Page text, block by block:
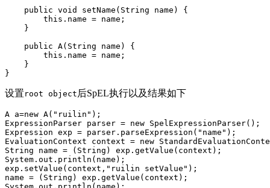
    public void setName(String name) {
        this.name = name;
    }
    public A(String name) {
        this.name = name;
    }
}
设置 root object 后SpEL执行以及结果如下
A a=new A("ruilin");
ExpressionParser parser = new SpelExpressionParser();
Expression exp = parser.parseExpression("name");
EvaluationContext context = new
String name = (String) exp.getValue(context);
System.out.println(name);
exp.setValue(context,"ruilin setValue");
name = (String) exp.getValue(context);